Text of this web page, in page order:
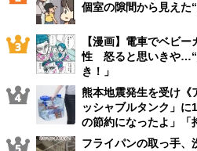
個室の隙間から見えた
【漫画】電車でベビ
性 怒ると思いきや…“
き！」
熊本地震発生を受け《
ッシャブルタンク」
の節約になったよ」「
フライパンの取っ手、